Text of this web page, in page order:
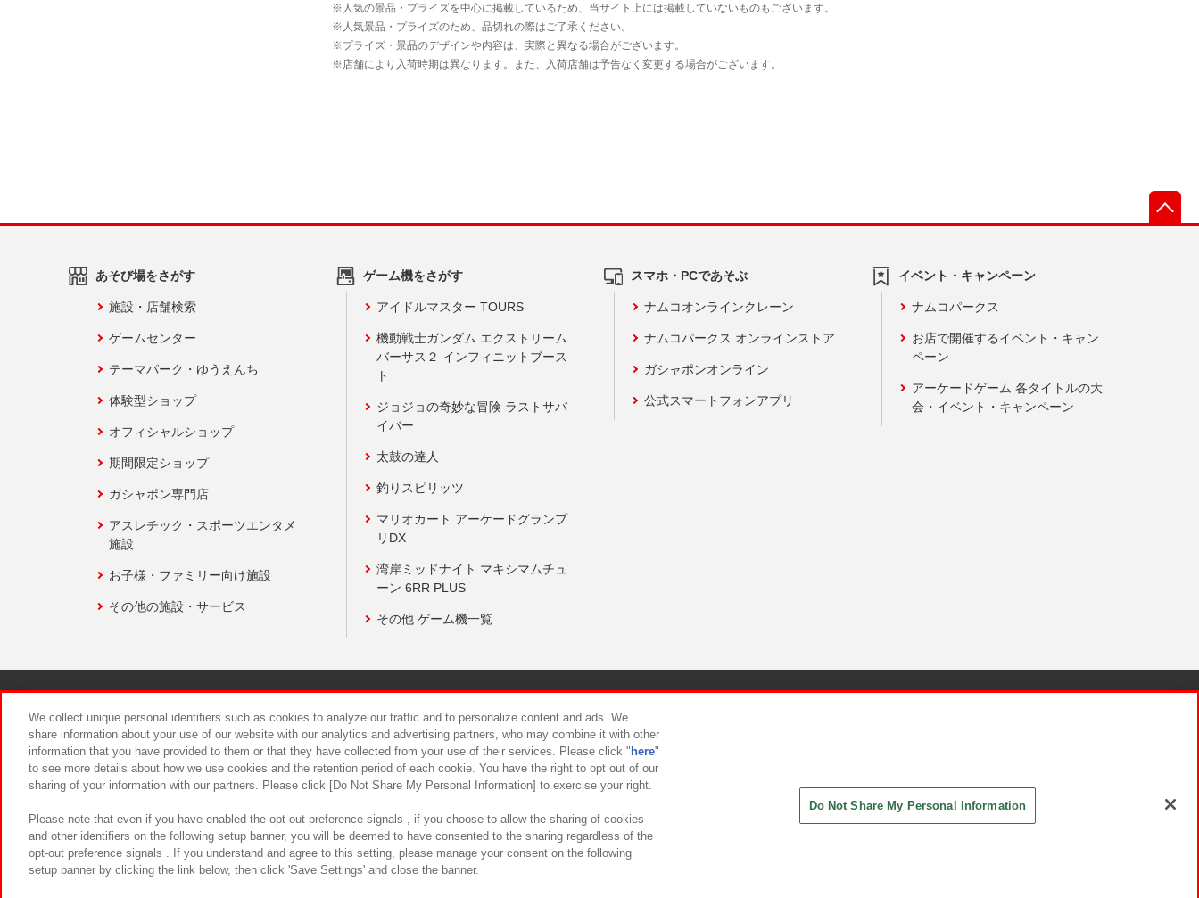
あそび場をさがす
施設・店舗検索
ゲームセンター
テーマパーク・ゆうえんち
体験型ショップ
オフィシャルショップ
期間限定ショップ
ガシャポン専門店
アスレチック・スポーツエンタメ
施設
お子様・ファミリー向け施設
その他の施設・サービス
ゲーム機をさがす
アイドルマスター TOURS
機動戦士ガンダム エクストリーム
バーサス２ インフィニットブース
ト
ジョジョの奇妙な冒険 ラストサバ
イバー
太鼓の達人
釣りスピリッツ
マリオカート アーケードグランプ
リDX
湾岸ミッドナイト マキシマムチュ
ーン 6RR PLUS
その他 ゲーム機一覧
スマホ・PCであそぶ
ナムコオンラインクレーン
ナムコパークス オンラインストア
ガシャポンオンライン
公式スマートフォンアプリ
イベント・キャンペーン
ナムコパークス
お店で開催するイベント・キャン
ペーン
アーケードゲーム 各タイトルの大
会・イベント・キャンペーン
食品のご提供について カスタマーハラスメント対応方針
We collect unique personal identifiers such as cookies to analyze our traffic and to personalize content and ads. We
share information about your use of our website with our analytics and advertising partners, who may combine it with other
information that you have provided to them or that they have collected from your use of their services. Please click " here"
to see more details about how we use cookies and the retention period of each cookie. You have the right to opt out of our
sharing of your information with our partners. Please click [Do Not Share My Personal Information] to exercise your right.
Please note that even if you have enabled the opt-out preference signals , if you choose to allow the sharing of cookies
and other identifiers on the following setup banner, you will be deemed to have consented to the sharing regardless of the
opt-out preference signals . If you understand and agree to this setting, please manage your consent on the following
setup banner by clicking the link below, then click 'Save Settings' and close the banner.
Do Not Share My Personal Information